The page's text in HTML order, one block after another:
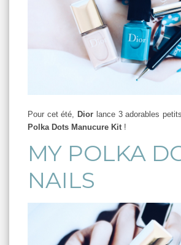
Pour cet été, Dior lance 3 adorables
Polka Dots Manucure Kit !
MY POLKA
NAILS